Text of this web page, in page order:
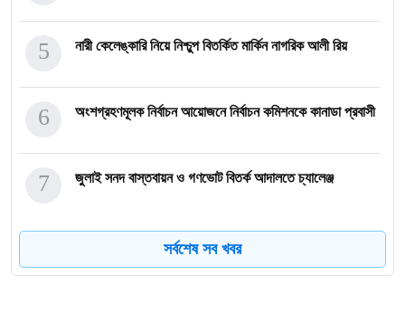
নারী কেলেঙ্কারি নিয়ে নিশ্চুপ বিতর্কিত মার্কিন নাগরিক আলী রিয়
5
অংশগ্রহণমূলক নির্বাচন আয়োজনে নির্বাচন কমিশনকে কানাডা প্রবাসী
6
জুলাই সনদ বাস্তবায়ন ও গণভোট বিতর্ক আদালতে চ্যালেঞ্জ
7
জঙ্গিবাদের ভয়াল থাবা, এবার বাংলাদেশের ভিসা বন্ধ করল আরব আমি
সর্বশেষ সব খবর